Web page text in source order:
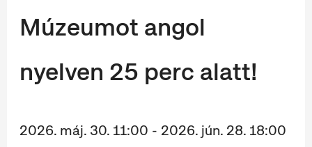
Múzeumot angol
nyelven 25 perc alatt!
2026. máj. 30. 11:00 - 2026. jún. 28. 18:00